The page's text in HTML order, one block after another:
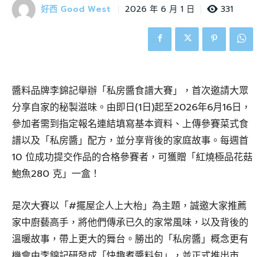
好西 Good West 2026 年 6 月 1 日 331
醬料品牌李錦記舉辦「私房醬食譜大賽」，首次邀請大眾
分享自家的秘製滋味。由即日(1日)起至2026年6月16日，
參加者需到指定報名連結填寫基本資料、上傳參賽菜式食
譜以及「私房醬」配方，並分享背後的家庭故事。每週首
10 位成功提交作品的合格參賽者，可獲贈「紅燒極品花菇
鮑魚280 克」一盒！
是次大賽以「#擺屋企人上大枱」為主題，誠邀大家推薦
家中廚藝高手，將他們傳承已久的家常風味，以及背後的
溫暖故事，帶上更大的舞台。勝出的「私房醬」概念更有